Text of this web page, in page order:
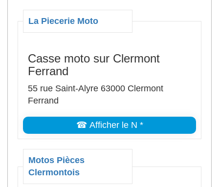
La Piecerie Moto
Casse moto sur Clermont
Ferrand
55 rue Saint-Alyre 63000 Clermont
Ferrand
☎ Afficher le N *
Motos Pièces
Clermontois